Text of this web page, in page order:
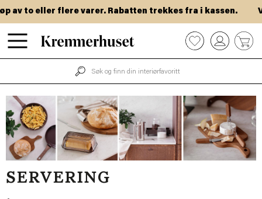
Hopp
til
hovedinnhold
to eller flere varer. Rabatten trekkes fra i kassen.
0
SERVERING